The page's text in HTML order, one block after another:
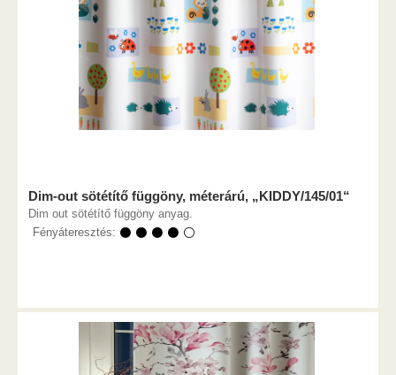
Dim-out sötétítő függöny, méterárú, „KIDDY/145/01“
Dim out sötétítő függöny anyag.
Fényáteresztés: ⚫ ⚫ ⚫ ⚫ ⚪